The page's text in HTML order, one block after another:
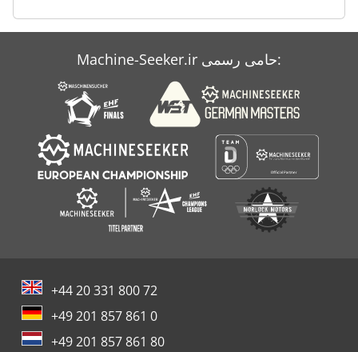
Machine-Seeker.ir حامی رسمی:
+44 20 331 800 72
+49 201 857 861 0
+49 201 857 861 80